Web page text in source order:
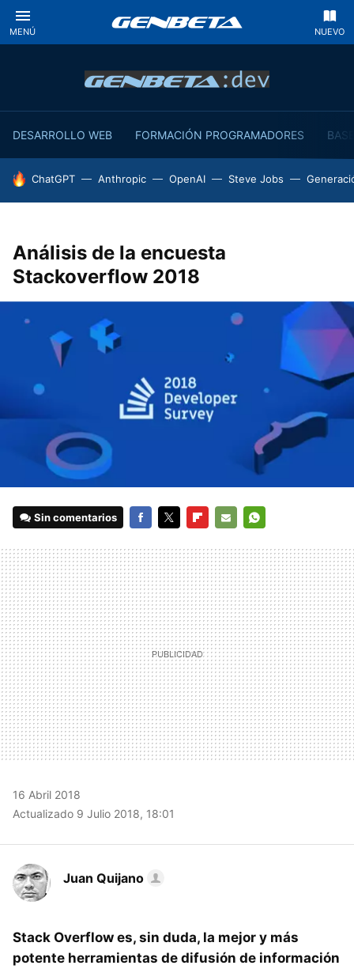
MENÚ NUEVO
DESARROLLO WEB FORMACIÓN PROGRAMADORES
HOY SE HABLA DE
ChatGPT Anthropic OpenAI Steve Jobs
Análisis de la encuesta
Stackoverflow 2018
Sin comentarios
MAIL
16 Abril 2018
Actualizado 9 Julio 2018, 18:01
Juan Quijano
Stack Overflow es, sin duda, la mejor y más
potente herramientas de difusión de información